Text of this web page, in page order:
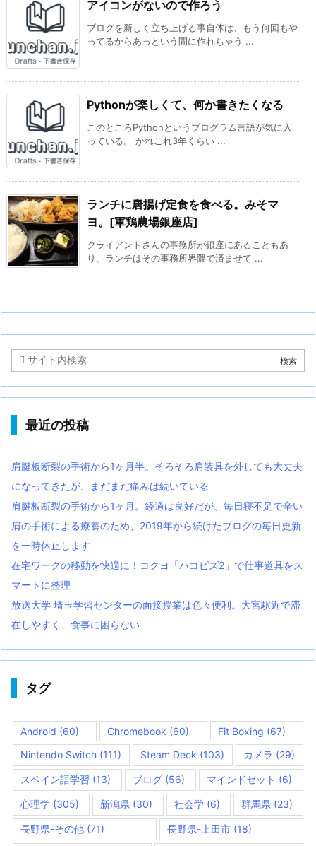
アイコンがないので作ろう
ブログを新しく立ち上げる事自体は、もう何回もや
ってるからあっという間に作れちゃう ...
Pythonが楽しくて、何か書きたくなる
このところPythonというプログラム言語が気に入
っている。 かれこれ3年くらい ...
ランチに唐揚げ定食を食べる。みそマ
ヨ。[軍鶏農場銀座店]
クライアントさんの事務所が銀座にあることもあ
り、ランチはその事務所界隈で済ませて ...
最近の投稿
肩腱板断裂の手術から1ヶ月半。そろそろ肩装具を外しても大丈夫
になってきたが、まだまだ痛みは続いている
肩腱板断裂の手術から1ヶ月。経過は良好だが、毎日寝不足で辛い
肩の手術による療養のため、2019年から続けたブログの毎日更新
を一時休止します
在宅ワークの移動を快適に！コクヨ「ハコビズ2」で仕事道具をス
マートに整理
放送大学 埼玉学習センターの面接授業は色々便利。大宮駅近で滞
在しやすく、食事に困らない
タグ
Android (60) Chromebook (60) Fit Boxing (67)
Nintendo Switch (111) Steam Deck (103) カメラ (29)
スペイン語学習 (13) ブログ (56) マインドセット (6)
心理学 (305) 新潟県 (30) 社会学(6) 群馬県 (23)
長野県-その他 (71) 長野県-上田市(18)